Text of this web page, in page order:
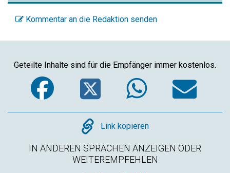
Kommentar an die Redaktion senden
Geteilte Inhalte sind für die Empfänger immer kostenlos.
Facebook
Twitter
Copy
Link kopieren
IN ANDEREN SPRACHEN ANZEIGEN ODER
WEITEREMPFEHLEN